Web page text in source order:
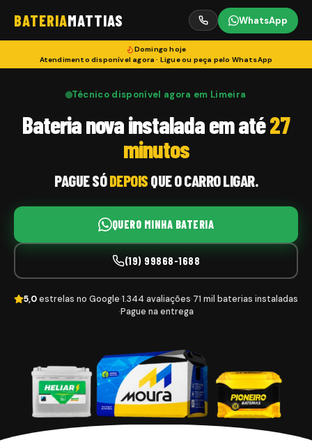
BATERIAMATTIAS WhatsApp
Domingo hoje
Atendimento disponível agora · Ligue ou peça pelo WhatsApp
Técnico disponível agora em Limeira
Bateria nova instalada em até27
minutos
PAGUE SÓDEPOISQUE O CARRO LIGAR.
QUERO MINHA BATERIA
(19) 99868-1688
5,0estrelas no Google·1.344 avaliações·71 mil baterias instaladas
·Pague na entrega